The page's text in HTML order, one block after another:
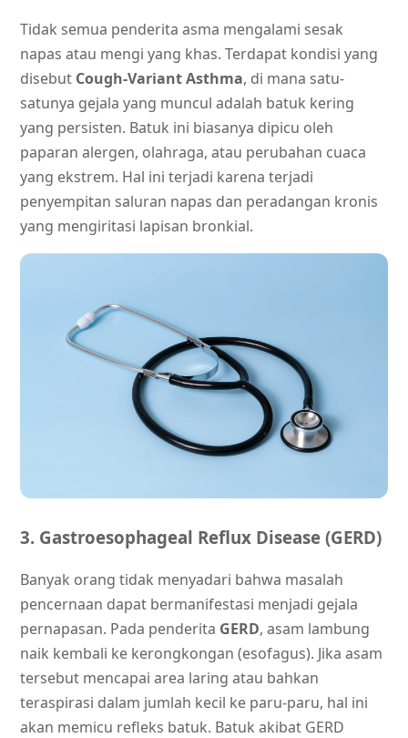
Tidak semua penderita asma mengalami sesak
napas atau mengi yang khas. Terdapat kondisi yang
disebut Cough-Variant Asthma, di mana satu-
satunya gejala yang muncul adalah batuk kering
yang persisten. Batuk ini biasanya dipicu oleh
paparan alergen, olahraga, atau perubahan cuaca
yang ekstrem. Hal ini terjadi karena terjadi
penyempitan saluran napas dan peradangan kronis
yang mengiritasi lapisan bronkial.
3. Gastroesophageal Reflux Disease (GERD)
Banyak orang tidak menyadari bahwa masalah
pencernaan dapat bermanifestasi menjadi gejala
pernapasan. Pada penderita GERD, asam lambung
naik kembali ke kerongkongan (esofagus). Jika asam
tersebut mencapai area laring atau bahkan
teraspirasi dalam jumlah kecil ke paru-paru, hal ini
akan memicu refleks batuk. Batuk akibat GERD